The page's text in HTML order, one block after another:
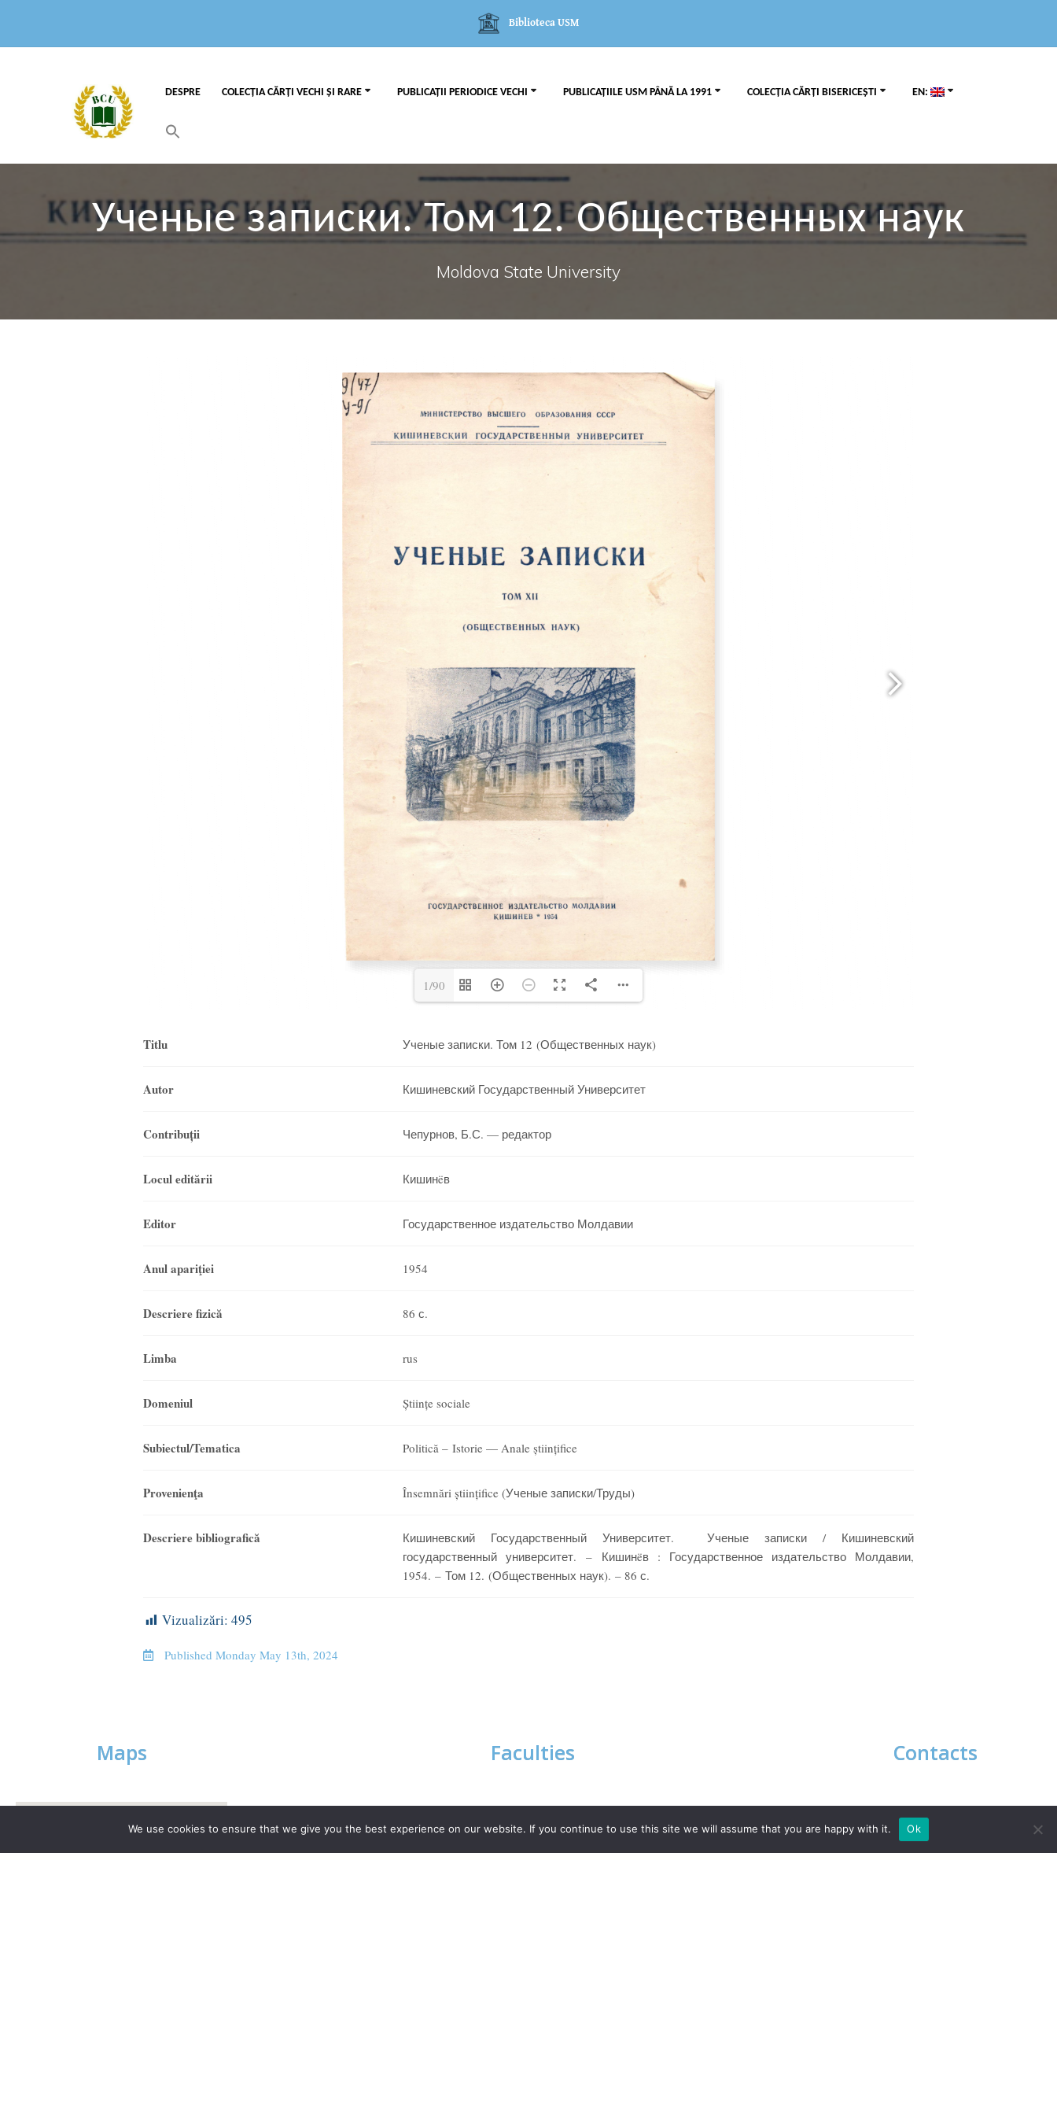
Biblioteca USM
DESPRE COLECȚIA CĂRȚI VECHI ȘI RARE PUBLICAȚII PERIODICE VECHI PUBLICAȚIILE USM PÂNĂ LA 1991 COLECȚIA CĂRȚI BISERICEȘTI EN:
Ученые записки. Том 12. Общественных наук
Moldova State University
1/90
Titlu Ученые записки. Том 12 (Общественных наук)
Autor Кишиневский Государственный Университет
Contribuții Чепурнов, Б.С. — редактор
Locul editării Кишинëв
Editor Государственное издательство Молдавии
Anul apariţiei 1954
Descriere fizică 86 с.
Limba rus
Domeniul Științe sociale
Subiectul/Tematica Politică – Istorie — Anale științifice
Provenienţa Însemnări științifice (Ученые записки/Труды)
Descriere bibliografică
Кишиневский Государственный Университет. Ученые записки / Кишиневский
государственный университет. – Кишинëв : Государственное издательство Молдавии,
1954. – Том 12. (Общественных наук). – 86 с.
Vizualizări: 495
Published Monday May 13th, 2024
Maps Faculties
Faculty of Chemistry and Chemical Technology Faculty of Philology
Contacts
+373 22 244 810
9:00 - 17:00
We use cookies to ensure that we give you the best experience on our website. If you continue to use this site we will assume that you are happy with it. Ok